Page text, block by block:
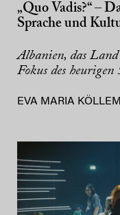
„Quo Vadis?“ –
Sprache und
Albanien, das
Fokus des heurigen
EVA MARIA